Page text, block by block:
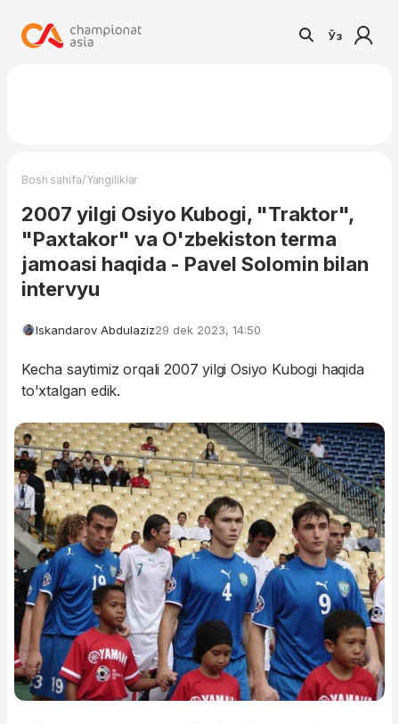
Ўз
Bosh sahifa/Yangiliklar
2007 yilgi Osiyo Kubogi, "Traktor",
"Paxtakor" va O'zbekiston terma
jamoasi haqida - Pavel Solomin bilan
intervyu
Iskandarov Abdulaziz29 dek 2023, 14:50
Kecha saytimiz orqali 2007 yilgi Osiyo Kubogi haqida
to'xtalgan edik.